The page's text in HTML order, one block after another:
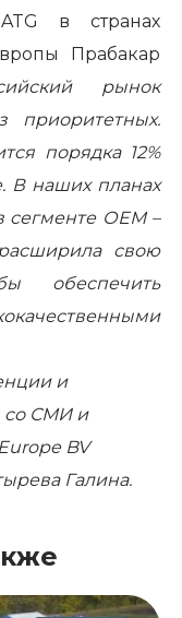
в странах
Прабакар
рынок
порядка 12%
В наших планах
сегменте ОЕМ –
свою
обеспечить
и
со СМИ и
BV
Галина.